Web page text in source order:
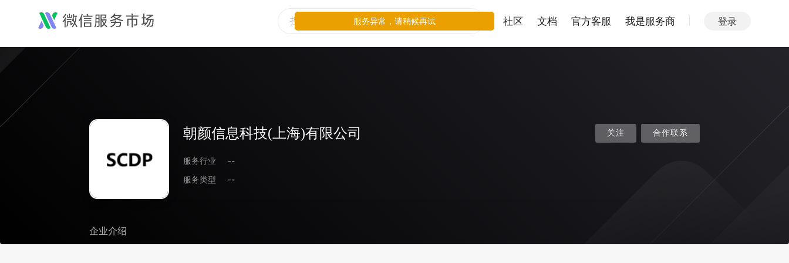
社区 文档 官方客服 我是服务商 登录
朝颜信息科技(上海)有限公司
服务行业
--
服务类型
--
关注 合作联系
企业介绍
服务异常，请稍候再试